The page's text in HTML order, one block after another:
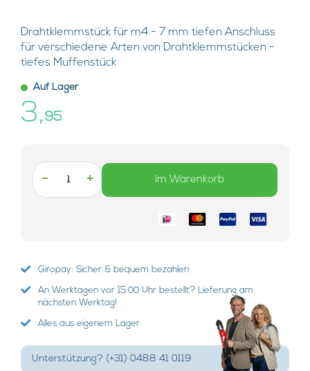
Drahtklemmstück für m4 - 7 mm tiefen Anschluss
für verschiedene Arten von Drahtklemmstücken -
tiefes Muffenstück
Auf Lager
3,95
- + Im Warenkorb
Giropay: Sicher & bequem bezahlen
An Werktagen vor 15:00 Uhr bestellt? Lieferung am
nächsten Werktag!
Alles aus eigenem Lager
Unterstützung? (+31) 0488 41 0119